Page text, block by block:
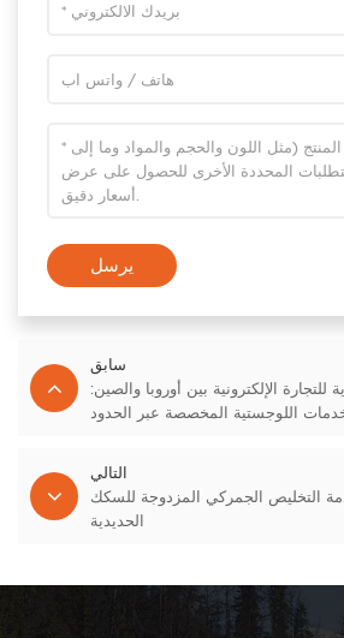
يرسل
سابق
للتجارة الإلكترونية بين أوروبا والصين:
اللوجستية المخصصة عبر الحدود
التالي
التخليص الجمركي المزدوجة للسكك
الحديدية